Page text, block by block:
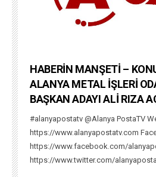
HABERİN MANŞETİ –
ALANYA METAL İŞLERİ
BAŞKAN ADAYI ALİ RIZA
#alanyapostatv @Alanya PostaTV
https://www.alanyapostatv.com
https://www.facebook.com/
https://www.twitter.com/